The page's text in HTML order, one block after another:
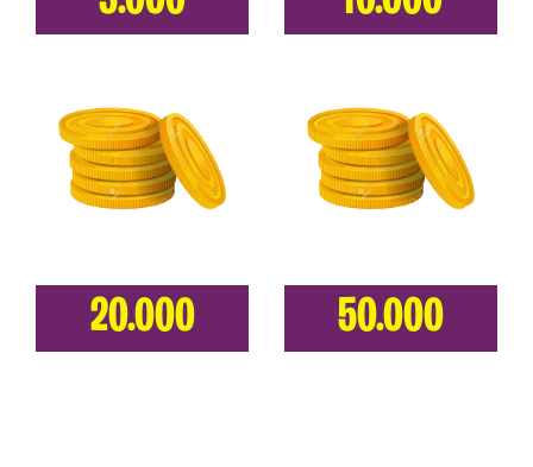
20.000 50.000